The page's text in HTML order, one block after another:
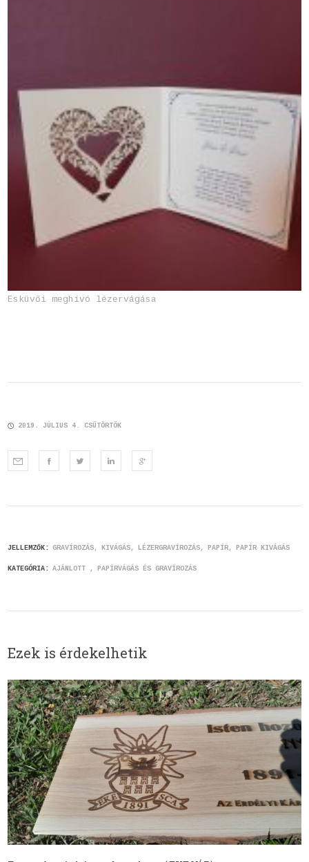
Esküvői meghívó lézervágása
2019. JÚLIUS 4. CSÜTÖRTÖK
JELLEMZŐK: GRAVÍROZÁS KIVÁGÁS LÉZERGRAVÍROZÁS PAPÍR PAPÍR KIVÁGÁS
KATEGÓRIA: AJÁNLOTT PAPÍRVÁGÁS ÉS GRAVÍROZÁS
Ezek is érdekelhetik